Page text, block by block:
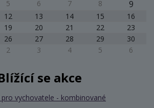
5 6 7 8 9
12 13 14 15
16
19 20 21 22
23
26 27 28 29
30
2 3 4 5 6
se akce
vychovatele - kombinované